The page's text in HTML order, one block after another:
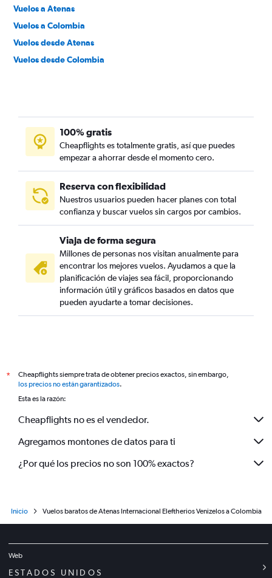
Vuelos a Atenas
Vuelos a Colombia
Vuelos desde Atenas
Vuelos desde Colombia
100% gratis
Cheapflights es totalmente gratis, así que puedes
empezar a ahorrar desde el momento cero.
Reserva con flexibilidad
Nuestros usuarios pueden hacer planes con total
confianza y buscar vuelos sin cargos por cambios.
Viaja de forma segura
Millones de personas nos visitan anualmente para
encontrar los mejores vuelos. Ayudamos a que la
planificación de viajes sea fácil, proporcionando
información útil y gráficos basados en datos que
pueden ayudarte a tomar decisiones.
*
Cheapflights siempre trata de obtener precios exactos, sin embargo,
los precios no están garantizados.
Esta es la razón:
Cheapflights no es el vendedor.
Agregamos montones de datos para ti
¿Por qué los precios no son 100% exactos?
Inicio Vuelos baratos de Atenas Internacional Eleftherios Venizelos a Colombia
Web
ESTADOS UNIDOS